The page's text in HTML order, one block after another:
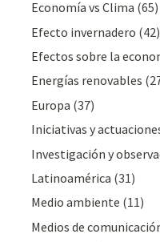
Economía vs Clima (65)
Efecto invernadero (42)
Efectos sobre la
Energías renovables
Europa (37)
Iniciativas y
Investigación y
Latinoamérica (31)
Medio ambiente (11)
Medios de